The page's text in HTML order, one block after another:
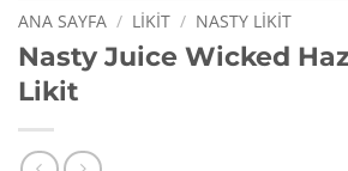
ANA SAYFA / LIKIT / NASTY LIKIT
Nasty Juice Wicked
Likit